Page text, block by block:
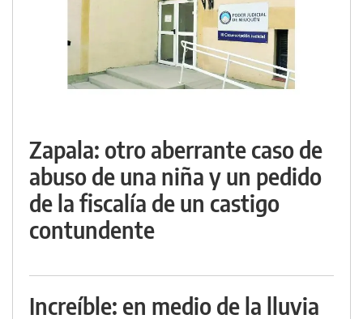
Zapala: otro aberrante caso de
abuso de una niña y un pedido
de la fiscalía de un castigo
contundente
Increíble: en medio de la lluvia